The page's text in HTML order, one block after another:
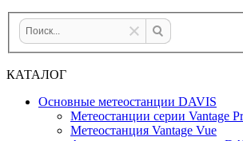
КАТАЛОГ
Основные метеостанции DAVIS
Метеостанции серии Vantage
Метеостанция Vantage Vue